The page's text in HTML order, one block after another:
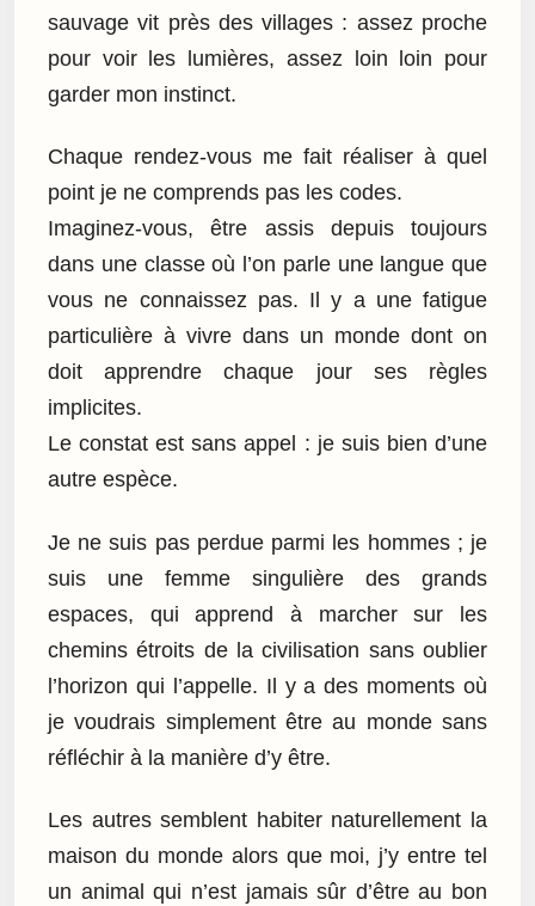
sauvage vit près des villages : assez proche
pour voir les lumières, assez loin loin pour
garder mon instinct.
Chaque rendez-vous me fait réaliser à quel
point je ne comprends pas les codes.
Imaginez-vous, être assis depuis toujours
dans une classe où l’on parle une langue que
vous ne connaissez pas. Il y a une fatigue
particulière à vivre dans un monde dont on
doit apprendre chaque jour ses règles
implicites.
Le constat est sans appel : je suis bien d’une
autre espèce.
Je ne suis pas perdue parmi les hommes ; je
suis une femme singulière des grands
espaces, qui apprend à marcher sur les
chemins étroits de la civilisation sans oublier
l’horizon qui l’appelle. Il y a des moments où
je voudrais simplement être au monde sans
réfléchir à la manière d’y être.
Les autres semblent habiter naturellement la
maison du monde alors que moi, j’y entre tel
un animal qui n’est jamais sûr d’être au bon